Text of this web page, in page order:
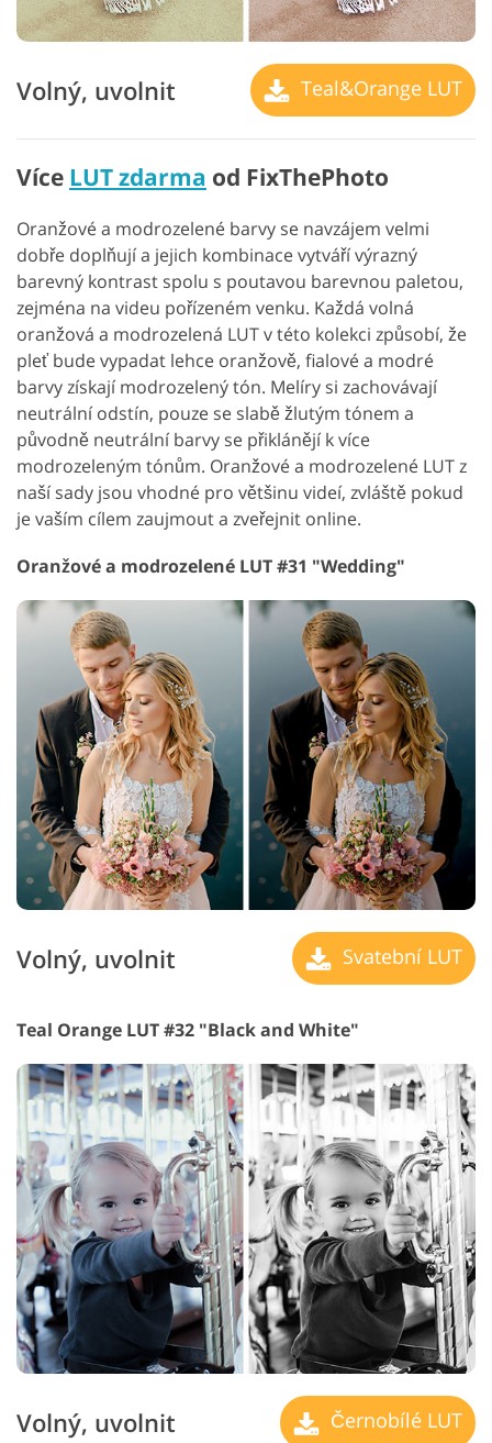
Volný, uvolnit Teal&Orange LUT
Více LUT zdarma od FixThePhoto
Oranžové a modrozelené barvy se navzájem velmi
dobře doplňují a jejich kombinace vytváří výrazný
barevný kontrast spolu s poutavou barevnou paletou,
zejména na videu pořízeném venku. Každá volná
oranžová a modrozelená LUT v této kolekci způsobí, že
pleť bude vypadat lehce oranžově, fialové a modré
barvy získají modrozelený tón. Melíry si zachovávají
neutrální odstín, pouze se slabě žlutým tónem a
původně neutrální barvy se přiklánějí k více
modrozeleným tónům. Oranžové a modrozelené LUT z
naší sady jsou vhodné pro většinu videí, zvláště pokud
je vaším cílem zaujmout a zveřejnit online.
Oranžové a modrozelené LUT #31 "Wedding"
Volný, uvolnit Svatební LUT
Teal Orange LUT #32 "Black and White"
Volný, uvolnit Černobílé LUT